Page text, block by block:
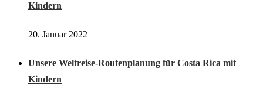
Kindern
20. Januar 2022
Unsere Weltreise-Routenplanung für Costa Rica mit
Kindern